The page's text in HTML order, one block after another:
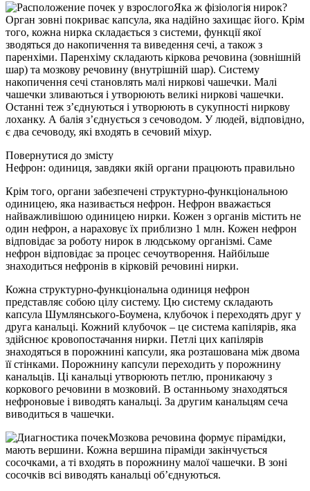
Яка ж фізіологія нирок?
Орган зовні покриває капсула, яка надійно захищає його. Крім
того, кожна нирка складається з системи, функції якої
зводяться до накопичення та виведення сечі, а також з
паренхіми. Паренхіму складають кіркова речовина (зовнішній
шар) та мозкову речовину (внутрішній шар). Систему
накопичення сечі становлять малі ниркові чашечки. Малі
чашечки зливаються і утворюють великі ниркові чашечки.
Останні теж з’єднуються і утворюють в сукупності ниркову
лоханку. А балія з’єднується з сечоводом. У людей, відповідно,
є два сечоводу, які входять в сечовий міхур.
Повернутися до змісту
Нефрон: одиниця, завдяки якій органи працюють правильно
Крім того, органи забезпечені структурно-функціональною
одиницею, яка називається нефрон. Нефрон вважається
найважливішою одиницею нирки. Кожен з органів містить не
один нефрон, а нараховує їх приблизно 1 млн. Кожен нефрон
відповідає за роботу нирок в людському організмі. Саме
нефрон відповідає за процес сечоутворення. Найбільше
знаходиться нефронів в кірковій речовині нирки.
Кожна структурно-функціональна одиниця нефрон
представляє собою цілу систему. Цю систему складають
капсула Шумлянського-Боумена, клубочок і переходять друг у
друга канальці. Кожний клубочок – це система капілярів, яка
здійснює кровопостачання нирки. Петлі цих капілярів
знаходяться в порожнині капсули, яка розташована між двома
її стінками. Порожнину капсули переходить у порожнину
канальців. Ці канальці утворюють петлю, проникаючу з
коркового речовини в мозковий. В останньому знаходяться
нефроновые і виводять канальці. За другим канальцям сеча
виводиться в чашечки.
Мозкова речовина формує пірамідки,
мають вершини. Кожна вершина піраміди закінчується
сосочками, а ті входять в порожнину малої чашечки. В зоні
сосочків всі виводять канальці об’єднуються.